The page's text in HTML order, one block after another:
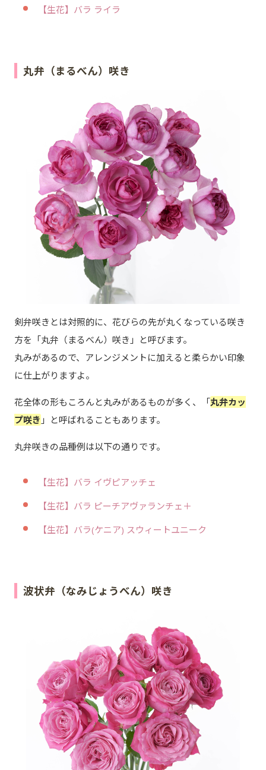
【生花】バラ ライラ
丸弁（まるべん）咲き
剣弁咲きとは対照的に、花びらの先が丸くなっている咲き
方を「丸弁（まるべん）咲き」と呼びます。
丸みがあるので、アレンジメントに加えると柔らかい印象
に仕上がりますよ。
花全体の形もころんと丸みがあるものが多く、「丸弁カッ
プ咲き 」と呼ばれることもあります。
丸弁咲きの品種例は以下の通りです。
【生花】バラ イヴピアッチェ
【生花】バラ ピーチアヴァランチェ＋
【生花】バラ(ケニア) スウィートユニーク
波状弁（なみじょうべん）咲き